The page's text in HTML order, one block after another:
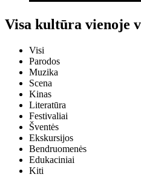
Visa kultūra vienoje
Visi
Parodos
Muzika
Scena
Kinas
Literatūra
Festivaliai
Šventės
Ekskursijos
Bendruomenės
Edukaciniai
Kiti